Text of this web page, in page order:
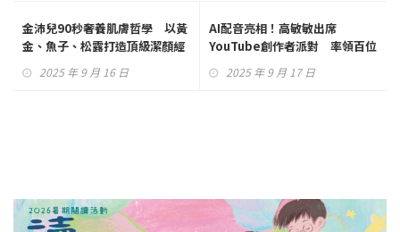
金沛兒90秒奢養肌膚哲學 以黃
金、魚子、松露打造頂級潔顏經
2025 年 9 月 16 日
AI配音亮相！高敏敏出席
YouTube創作者派對 率領百位
視野
2025 年 9 月 17 日